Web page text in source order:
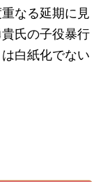
なる延期に見
氏の子役暴行
白紙化でない